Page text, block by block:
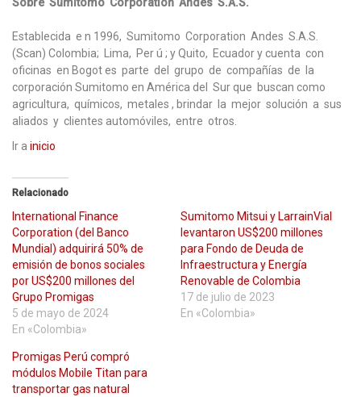
Establecida e n 1996, Sumitomo Corporation Andes S.A.S.
(Scan) Colombia; Lima, Per ú ; y Quito, Ecuador y cuenta con
oficinas en Bogot es parte del grupo de compañías de la
corporación Sumitomo en América del Sur que buscan como
agricultura, químicos, metales , brindar la mejor solución a sus
aliados y clientes automóviles, entre otros.
Ir a inicio
Relacionado
International Finance
Corporation (del Banco
Mundial) adquirirá 50% de
emisión de bonos sociales
por US$200 millones del
Grupo Promigas
5 de mayo de 2024
En «Colombia»
Sumitomo Mitsui y LarrainVial
levantaron US$200 millones
para Fondo de Deuda de
Infraestructura y Energía
Renovable de Colombia
17 de julio de 2023
En «Colombia»
Promigas Perú compró
módulos Mobile Titan para
transportar gas natural